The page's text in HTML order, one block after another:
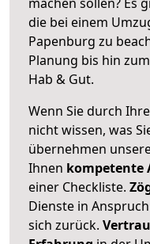
die bei einem
Papenburg zu
Planung bis hin
Hab & Gut.
Wenn Sie durch
nicht wissen, was
übernehmen
Ihnen kompetente
einer Checkliste.
Dienste in
sich zurück.